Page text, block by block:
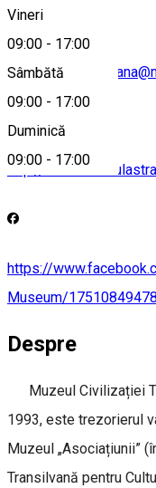
Vineri
09:00 - 17:00
Sâmbătă
09:00 - 17:00
Duminică
09:00 - 17:00
http://
https://
Museum/
Despre
Muzeul Civilizației
1993, este trezorierul
Muzeul „Asociațiunii”
Transilvană pentru